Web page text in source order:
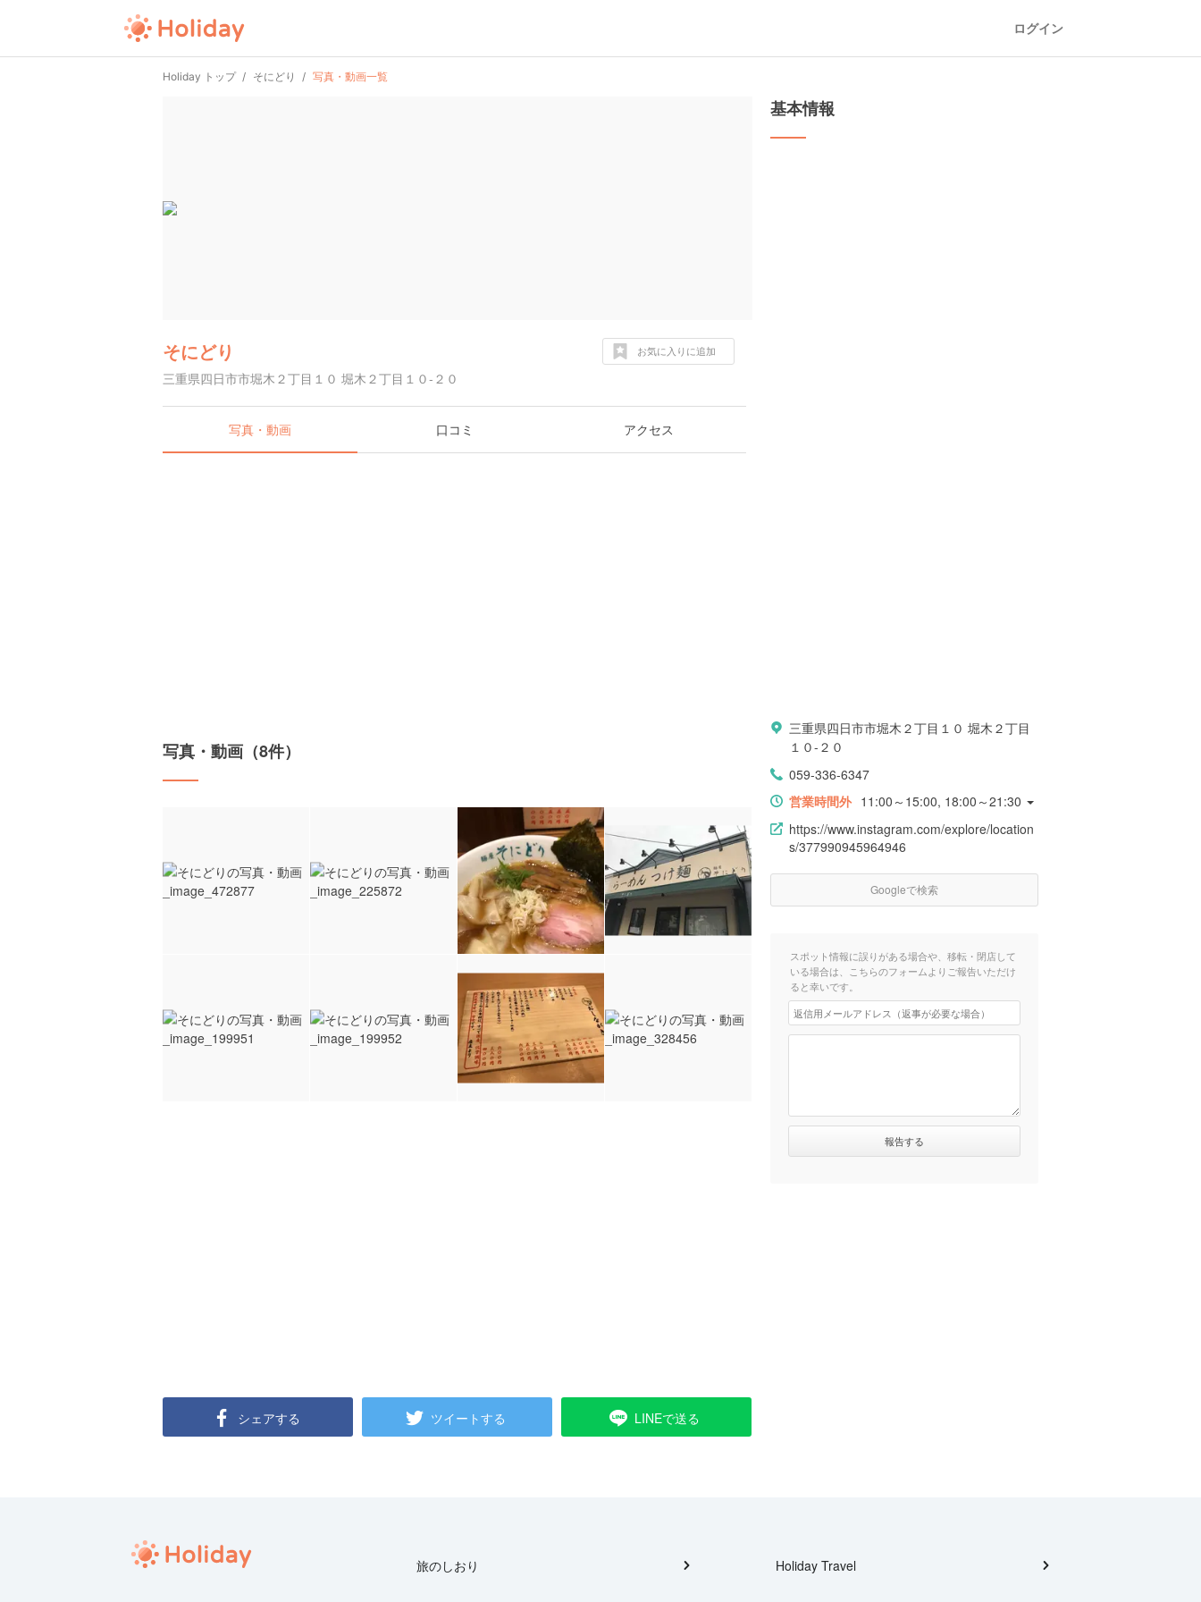
ログイン
Holiday トップ そにどり 写真・動画一覧
そにどり
三重県四日市市堀木２丁目１０ 堀木２丁目１０-２０
お気に入りに追加
写真・動画 口コミ アクセス
写真・動画（8件）
シェアする ツイートする LINEで送る
基本情報
三重県四日市市堀木２丁目１０ 堀木２丁目
１０-２０
059-336-6347
営業時間外 11:00～15:00, 18:00～21:30
https://www.instagram.com/explore/location
s/377990945964946
Googleで検索
スポット情報に誤りがある場合や、移転・閉店して
いる場合は、こちらのフォームよりご報告いただけ
ると幸いです。
旅のしおり Holiday Travel